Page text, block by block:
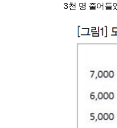
3천 명 줄어들